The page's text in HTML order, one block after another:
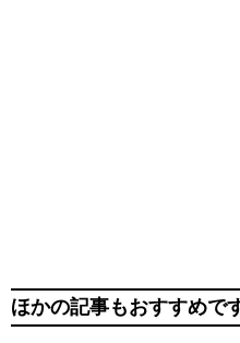
ほかの記事もおすすめで